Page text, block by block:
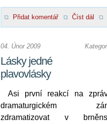
Přidat komentář Číst dál
04. Únor 2009
Lásky jedné
plavovlásky
Asi první reakcí na
dramaturgickém
zdramatizovat v